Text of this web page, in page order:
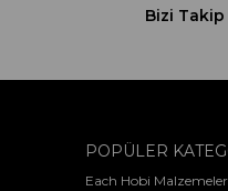
Bizi Takip
POPÜLER
Each Hobi